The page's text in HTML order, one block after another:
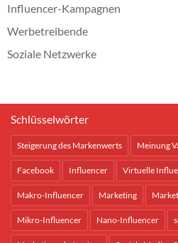
Influencer-Kampagnen
Werbetreibende
Soziale Netzwerke
Schlüsselwörter
Steigerung des Markenwerts Meinung
Facebook Influencer Virtuelle
Makro-Influencer Marketing
Mikro-Influencer Nano-Influencer